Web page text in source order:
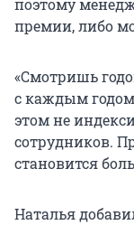
поэтому
премии, либо
«Смотришь
с каждым
этом не
сотрудников.
становится
Наталья